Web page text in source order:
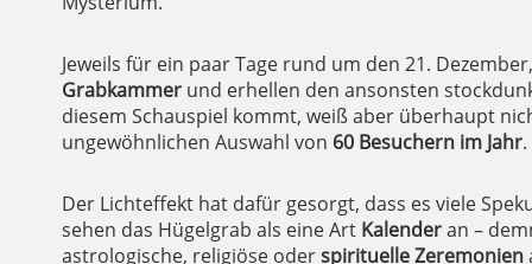
Jeweils für ein paar Tage rund um den 21.
Grabkammer und erhellen den ansonsten
diesem Schauspiel kommt, weiß aber überhaupt
ungewöhnlichen Auswahl von 60 Besuchern im Jahr.
Der Lichteffekt hat dafür gesorgt, dass es viele
sehen das Hügelgrab als eine Art Kalenderan –
astrologische, religiöse oderspirituelle Zeremonien